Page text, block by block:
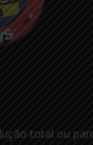
total ou